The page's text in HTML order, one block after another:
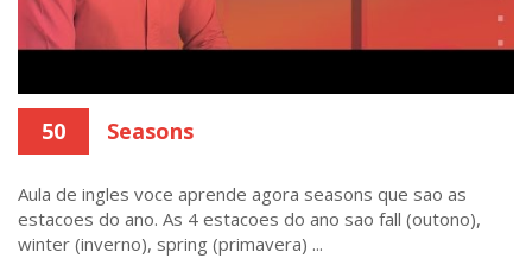
50 Seasons
Aula de ingles voce aprende agora seasons que sao as
estacoes do ano. As 4 estacoes do ano sao fall (outono),
winter (inverno), spring (primavera) ...